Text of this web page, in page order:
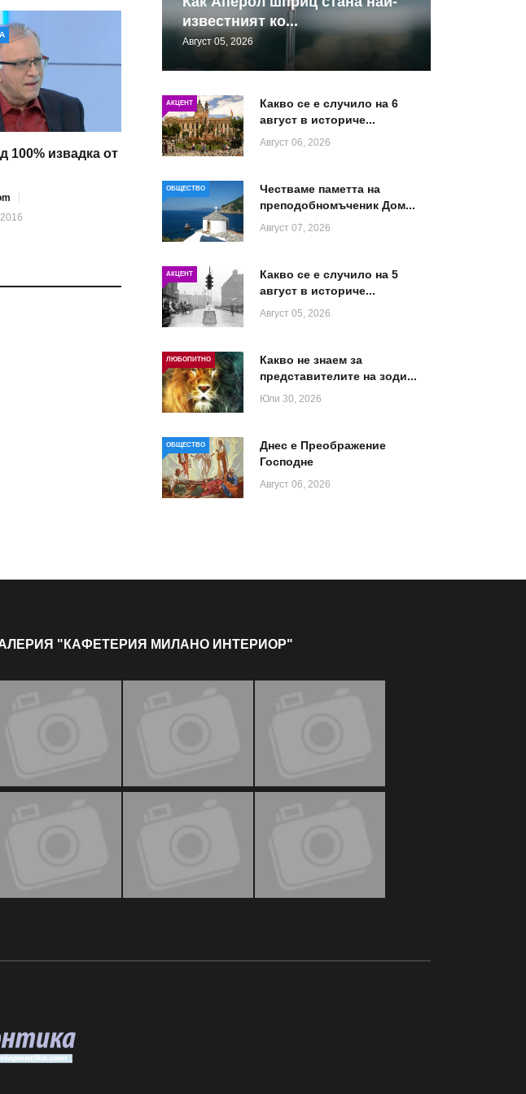
100% извадка от
известният ко...
Август 05, 2026
АКЦЕНТ
Какво се е случило на 6
август в историче...
Август 06, 2026
ОБЩЕСТВО
Честваме паметта на
преподобномъченик Дом...
Август 07, 2026
АКЦЕНТ
Какво се е случило на 5
август в историче...
Август 05, 2026
ЛЮБОПИТНО
Какво не знаем за
представителите на зоди...
Юли 30, 2026
ОБЩЕСТВО
Днес е Преображение
Господне
Август 06, 2026
"КАФЕТЕРИЯ МИЛАНО ИНТЕРИОР"